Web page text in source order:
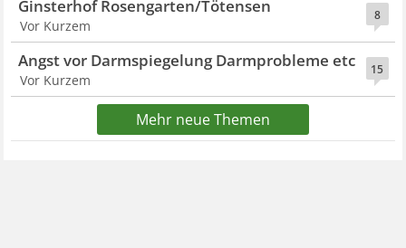
8
Ginsterhof Rosengarten/Tötensen
Vor Kurzem
15
Angst vor Darmspiegelung Darmprobleme etc
Vor Kurzem
Mehr neue Themen